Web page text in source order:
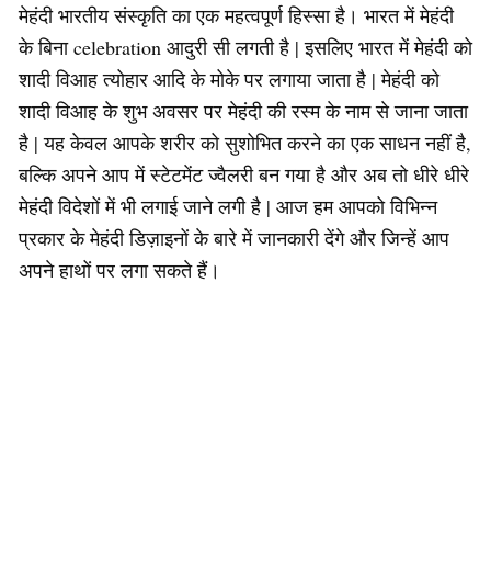
मेहंदी भारतीय संस्कृति का एक महत्वपूर्ण हिस्सा है। भारत में मेहंदी
के बिना celebration आदुरी सी लगती है | इसलिए भारत में मेहंदी को
शादी विआह त्योहार आदि के मोके पर लगाया जाता है | मेहंदी को
शादी विआह के शुभ अवसर पर मेहंदी की रस्म के नाम से जाना जाता
है | यह केवल आपके शरीर को सुशोभित करने का एक साधन नहीं है,
बल्कि अपने आप में स्टेटमेंट ज्वैलरी बन गया है और अब तो धीरे धीरे
मेहंदी विदेशों में भी लगाई जाने लगी है | आज हम आपको विभिन्न
प्रकार के मेहंदी डिज़ाइनों के बारे में जानकारी देंगे और जिन्हें आप
अपने हाथों पर लगा सकते हैं।